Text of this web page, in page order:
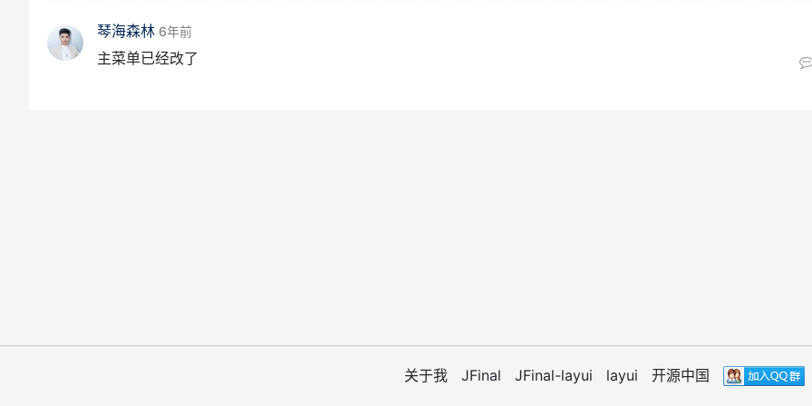
琴海森林 6年前
主菜单已经改了
关于我 JFinal JFinal-layui layui 开源中国